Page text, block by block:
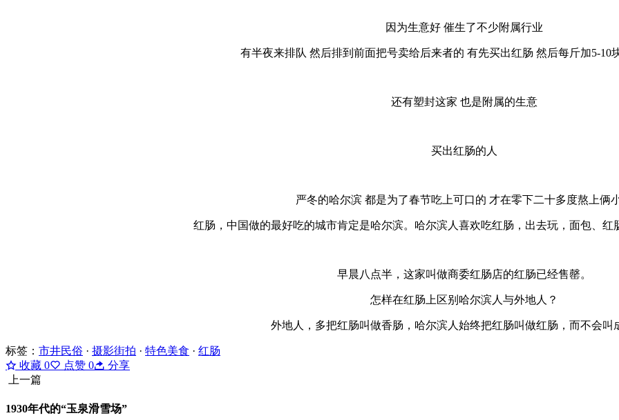
因为生意好 催生了不少附属行业
有半夜来排队 然后排到前面把号卖给后来者的 有先买出红肠 然后每斤加5-10
还有塑封这家 也是附属的生意
买出红肠的人
严冬的哈尔滨 都是为了春节吃上可口的 才在零下二十多度熬上俩
红肠，中国做的最好吃的城市肯定是哈尔滨。哈尔滨人喜欢吃红肠，出去玩，面包、红
早晨八点半，这家叫做商委红肠店的红肠已经售罄。
怎样在红肠上区别哈尔滨人与外地人？
外地人，多把红肠叫做香肠，哈尔滨人始终把红肠叫做红肠，而不会叫
标签： 市井民俗 · 摄影街拍 · 特色美食 · 红肠
收藏 0 点赞 0
分享
上一篇
1930年代的“玉泉滑雪场”